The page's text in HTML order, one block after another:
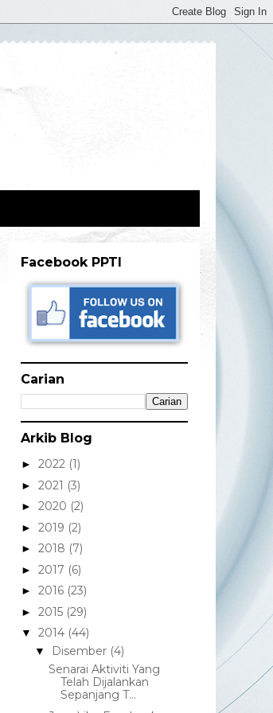
Facebook PPTI
Carian
Arkib Blog
► 2022 (1)
► 2021 (3)
► 2020 (2)
► 2019 (2)
► 2018 (7)
► 2017 (6)
► 2016 (23)
► 2015 (29)
▼ 2014 (44)
▼ Disember (4)
Senarai Aktiviti Yang
Telah Dijalankan
Sepanjang T...